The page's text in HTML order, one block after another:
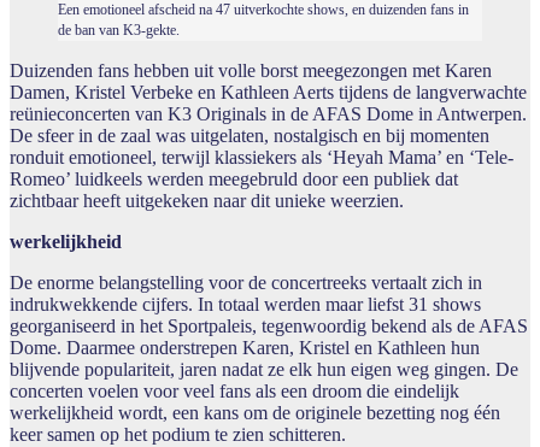
Een emotioneel afscheid na 47 uitverkochte shows, en duizenden fans in
de ban van K3-gekte.
Duizenden fans hebben uit volle borst meegezongen met Karen
Damen, Kristel Verbeke en Kathleen Aerts tijdens de langverwachte
reünieconcerten van K3 Originals in de AFAS Dome in Antwerpen.
De sfeer in de zaal was uitgelaten, nostalgisch en bij momenten
ronduit emotioneel, terwijl klassiekers als ‘Heyah Mama’ en ‘Tele-
Romeo’ luidkeels werden meegebruld door een publiek dat
zichtbaar heeft uitgekeken naar dit unieke weerzien.
werkelijkheid
De enorme belangstelling voor de concertreeks vertaalt zich in
indrukwekkende cijfers. In totaal werden maar liefst 31 shows
georganiseerd in het Sportpaleis, tegenwoordig bekend als de AFAS
Dome. Daarmee onderstrepen Karen, Kristel en Kathleen hun
blijvende populariteit, jaren nadat ze elk hun eigen weg gingen. De
concerten voelen voor veel fans als een droom die eindelijk
werkelijkheid wordt, een kans om de originele bezetting nog één
keer samen op het podium te zien schitteren.